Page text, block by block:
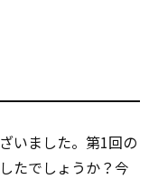
いました。第1回の
たでしょうか？今